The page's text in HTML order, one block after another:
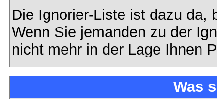
Die Ignorier-Liste ist dazu da,
Wenn Sie jemanden zu der
nicht mehr in der Lage Ihnen
Was